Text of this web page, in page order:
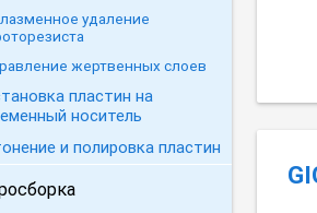
удаление
жертвенных слоев
пластин на
носитель
и полировка пластин